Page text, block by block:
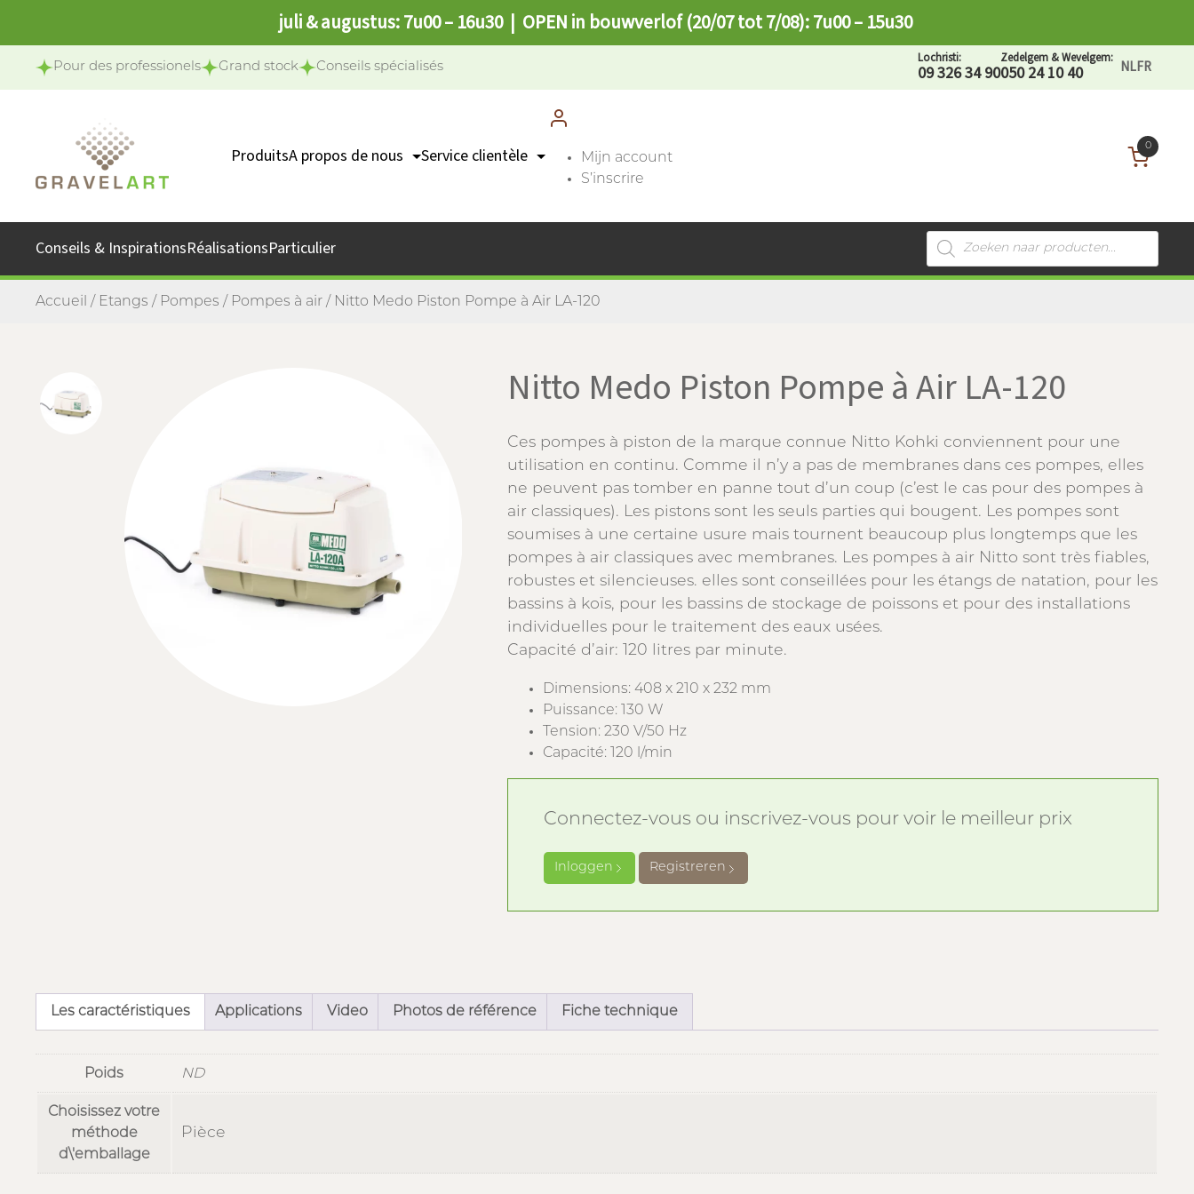
juli & augustus: 7u00 – 16u30 | OPEN in bouwverlof (20/07 tot 7/08): 7u00 – 15u30
Pour des professionels Grand stock Conseils spécialisés
Lochristi:
09 326 34 90
Zedelgem & Wevelgem:
050 24 10 40 NLFR
ProduitsA propos de nous
Notre mission
Service clientèle
Points de collecte
Mijn account
S’inscrire
0
Conseils & InspirationsRéalisationsParticulier
Recherche
de
produits
Accueil / Etangs / Pompes / Pompes à air / Nitto Medo Piston Pompe à Air LA-120
Nitto Medo Piston Pompe à Air LA-120
Ces pompes à piston de la marque connue Nitto Kohki conviennent pour une
utilisation en continu. Comme il n’y a pas de membranes dans ces pompes, elles
ne peuvent pas tomber en panne tout d’un coup (c’est le cas pour des pompes à
air classiques). Les pistons sont les seuls parties qui bougent. Les pompes sont
soumises à une certaine usure mais tournent beaucoup plus longtemps que les
pompes à air classiques avec membranes. Les pompes à air Nitto sont très fiables,
robustes et silencieuses. elles sont conseillées pour les étangs de natation, pour les
bassins à koïs, pour les bassins de stockage de poissons et pour des installations
individuelles pour le traitement des eaux usées.
Capacité d’air: 120 litres par minute.
Dimensions: 408 x 210 x 232 mm
Puissance: 130 W
Tension: 230 V/50 Hz
Capacité: 120 l/min
Connectez-vous ou inscrivez-vous pour voir le meilleur prix
Inloggen Registreren
Les caractéristiques Applications Video Photos de référence Fiche technique
Poids ND
Choisissez votre
méthode
d\'emballage
Pièce